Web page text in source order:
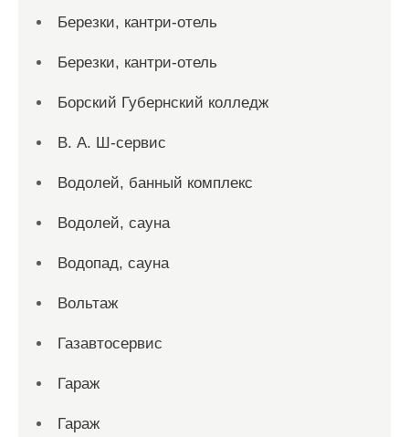
Березки, кантри-отель
Березки, кантри-отель
Борский Губернский колледж
В. А. Ш-сервис
Водолей, банный комплекс
Водолей, сауна
Водопад, сауна
Вольтаж
Газавтосервис
Гараж
Гараж